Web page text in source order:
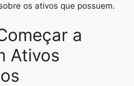
os ativos que possuem.
a
Ativos